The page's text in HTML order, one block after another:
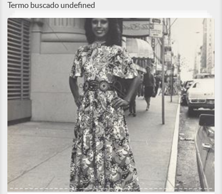
Termo buscado undefined